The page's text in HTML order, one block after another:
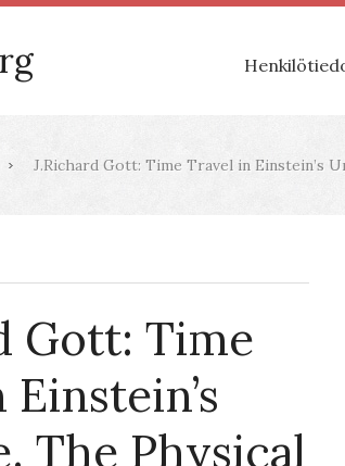
J.Richard Gott: Time Travel in Einstein’s
Gott: Time
The Physical